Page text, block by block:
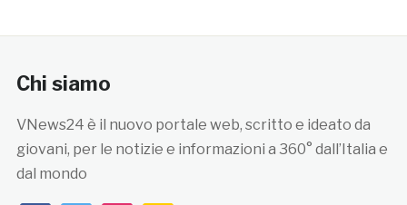
Chi siamo
VNews24 è il nuovo portale web, scritto e ideato da
giovani, per le notizie e informazioni a 360° dall’Italia e
dal mondo